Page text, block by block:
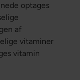
optages
af
vitaminer
vitamin